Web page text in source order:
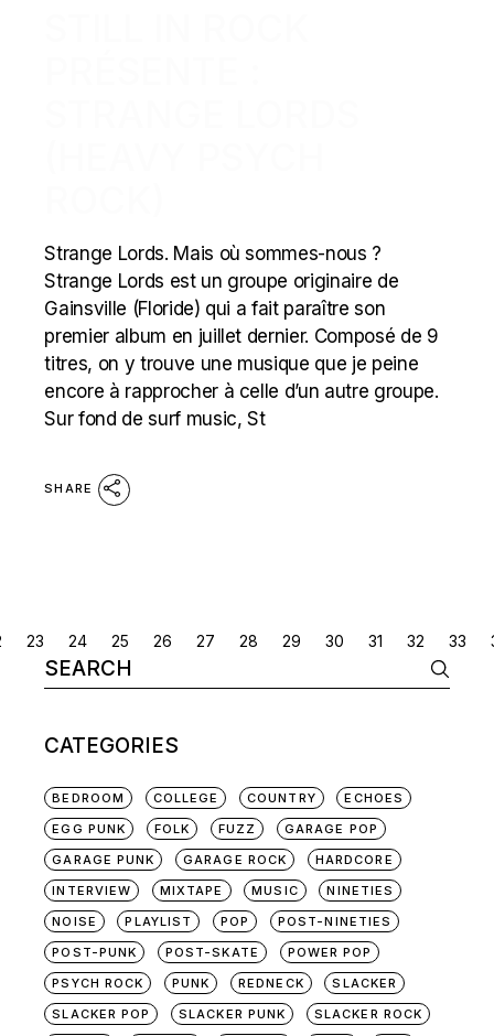
Strange Lords. Mais où sommes-nous ?
Strange Lords est un groupe originaire de
Gainsville (Floride) qui a fait paraître son
premier album en juillet dernier. Composé de 9
titres, on y trouve une musique que je peine
encore à rapprocher à celle d’un autre groupe.
Sur fond de surf music, St
SHARE
POSTS
NAVIGATION
23 24 25 26 27 28 29 30 31 32 33
Search
for:
CATEGORIES
BEDROOM COLLEGE COUNTRY
ECHOES
EGG PUNK
FOLK FUZZ
GARAGE POP
GARAGE PUNK
GARAGE ROCK
HARDCORE
INTERVIEW
MIXTAPE MUSIC
NINETIES
NOISE
PLAYLIST POP
POST-NINETIES
POST-PUNK
POST-SKATE
POWER POP
PSYCH ROCK
PUNK REDNECK
SLACKER
SLACKER POP
SLACKER PUNK SLACKER ROCK